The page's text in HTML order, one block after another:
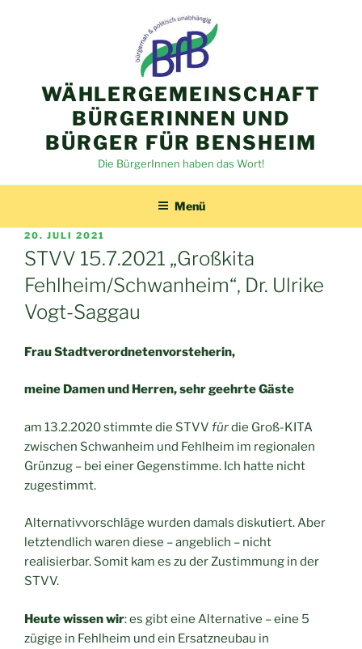
WÄHLERGEMEINSCHAFT
BÜRGERINNEN UND
BÜRGER FÜR BENSHEIM
Die BürgerInnen haben das Wort!
Menü
VERÖFFENTLICHT
AM
20. JULI 2021
STVV 15.7.2021 „Großkita
Fehlheim/Schwanheim“, Dr. Ulrike
Vogt-Saggau
Frau Stadtverordnetenvorsteherin,
meine Damen und Herren, sehr geehrte Gäste
am 13.2.2020 stimmte die STVV fürdie Groß-KITA
zwischen Schwanheim und Fehlheim im regionalen
Grünzug – bei einer Gegenstimme. Ich hatte nicht
zugestimmt.
Alternativvorschläge wurden damals diskutiert. Aber
letztendlich waren diese – angeblich – nicht
realisierbar. Somit kam es zu der Zustimmung in der
STVV.
Heute wissen wir: es gibt eine Alternative – eine 5
zügige in Fehlheim und ein Ersatzneubau in